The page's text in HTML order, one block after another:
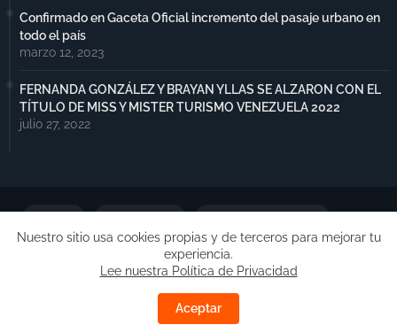
Confirmado en Gaceta Oficial incremento del pasaje urbano en
todo el país
marzo 12, 2023
FERNANDA GONZÁLEZ Y BRAYAN YLLAS SE ALZARON CON EL
TÍTULO DE MISS Y MISTER TURISMO VENEZUELA 2022
julio 27, 2022
Free Blogger Templates
| Desarrollado por
Nuestro sitio usa cookies propias y de terceros para mejorar tu
experiencia.
Lee nuestra Política de Privacidad
Aceptar